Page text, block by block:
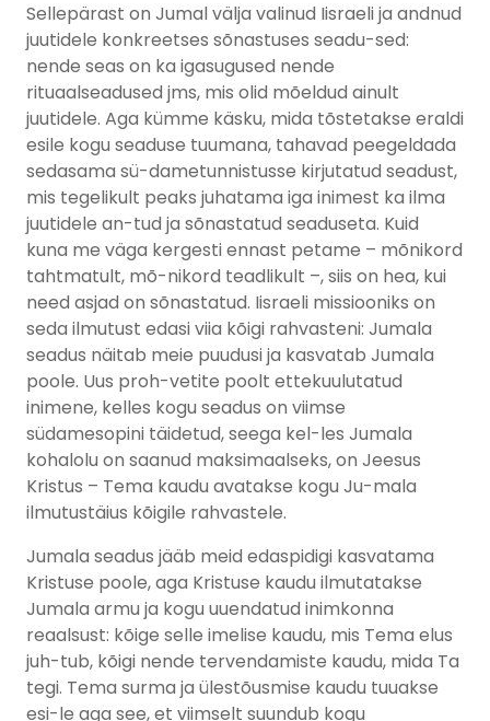
Sellepärast on Jumal välja valinud Iisraeli ja andnud
juutidele konkreetses sõnastuses seadu-sed:
nende seas on ka igasugused nende
rituaalseadused jms, mis olid mõeldud ainult
juutidele. Aga kümme käsku, mida tõstetakse eraldi
esile kogu seaduse tuumana, tahavad peegeldada
sedasama sü-dametunnistusse kirjutatud seadust,
mis tegelikult peaks juhatama iga inimest ka ilma
juutidele an-tud ja sõnastatud seaduseta. Kuid
kuna me väga kergesti ennast petame – mõnikord
tahtmatult, mõ-nikord teadlikult –, siis on hea, kui
need asjad on sõnastatud. Iisraeli missiooniks on
seda ilmutust edasi viia kõigi rahvasteni: Jumala
seadus näitab meie puudusi ja kasvatab Jumala
poole. Uus proh-vetite poolt ettekuulutatud
inimene, kelles kogu seadus on viimse
südamesopini täidetud, seega kel-les Jumala
kohalolu on saanud maksimaalseks, on Jeesus
Kristus – Tema kaudu avatakse kogu Ju-mala
ilmutustäius kõigile rahvastele.
Jumala seadus jääb meid edaspidigi kasvatama
Kristuse poole, aga Kristuse kaudu ilmutatakse
Jumala armu ja kogu uuendatud inimkonna
reaalsust: kõige selle imelise kaudu, mis Tema elus
juh-tub, kõigi nende tervendamiste kaudu, mida Ta
tegi. Tema surma ja ülestõusmise kaudu tuuakse
esi-le aga see, et viimselt suundub kogu